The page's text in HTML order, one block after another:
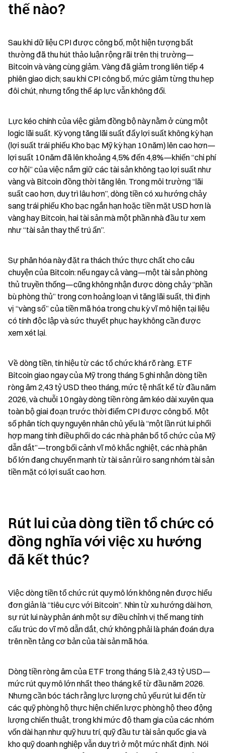
thế nào?
Sau khi dữ liệu CPI được công bố, một hiện tượng bất
thường đã thu hút thảo luận rộng rãi trên thị trường—
Bitcoin và vàng cùng giảm. Vàng đã giảm trong liên tiếp 4
phiên giao dịch; sau khi CPI công bố, mức giảm từng thu hẹp
đôi chút, nhưng tổng thể áp lực vẫn không đổi.
Lực kéo chính của việc giảm đồng bộ này nằm ở cùng một
logic lãi suất. Kỳ vọng tăng lãi suất đẩy lợi suất không kỳ hạn
(lợi suất trái phiếu Kho bạc Mỹ kỳ hạn 10 năm) lên cao hơn—
lợi suất 10 năm đã lên khoảng 4,5% đến 4,8%—khiến “chi phí
cơ hội” của việc nắm giữ các tài sản không tạo lợi suất như
vàng và Bitcoin đồng thời tăng lên. Trong môi trường “lãi
suất cao hơn, duy trì lâu hơn”, dòng tiền có xu hướng chảy
sang trái phiếu Kho bạc ngắn hạn hoặc tiền mặt USD hơn là
vàng hay Bitcoin, hai tài sản mà một phần nhà đầu tư xem
như “tài sản thay thế trú ẩn”.
Sự phân hóa này đặt ra thách thức thực chất cho câu
chuyện của Bitcoin: nếu ngay cả vàng—một tài sản phòng
thủ truyền thống—cũng không nhận được dòng chảy “phần
bù phòng thủ” trong cơn hoảng loạn vì tăng lãi suất, thì định
vị “vàng số” của tiền mã hóa trong chu kỳ vĩ mô hiện tại liệu
có tính độc lập và sức thuyết phục hay không cần được
xem xét lại.
Về dòng tiền, tín hiệu từ các tổ chức khá rõ ràng. ETF
Bitcoin giao ngay của Mỹ trong tháng 5 ghi nhận dòng tiền
ròng âm 2,43 tỷ USD theo tháng, mức tệ nhất kể từ đầu năm
2026, và chuỗi 10 ngày dòng tiền ròng âm kéo dài xuyên qua
toàn bộ giai đoạn trước thời điểm CPI được công bố. Một
số phân tích quy nguyên nhân chủ yếu là “một lần rút lui phối
hợp mang tính điều phối do các nhà phân bổ tổ chức của Mỹ
dẫn dắt”—trong bối cảnh vĩ mô khắc nghiệt, các nhà phân
bổ lớn đang chuyển mạnh từ tài sản rủi ro sang nhóm tài sản
tiền mặt có lợi suất cao hơn.
Rút lui của dòng tiền tổ chức có
đồng nghĩa với việc xu hướng
đã kết thúc?
Việc dòng tiền tổ chức rút quy mô lớn không nên được hiểu
đơn giản là “tiêu cực với Bitcoin”. Nhìn từ xu hướng dài hơn,
sự rút lui này phản ánh một sự điều chỉnh vị thế mang tính
cấu trúc do vĩ mô dẫn dắt, chứ không phải là phán đoán dựa
trên nền tảng cơ bản của tài sản mã hóa.
Dòng tiền ròng âm của ETF trong tháng 5 là 2,43 tỷ USD—
mức rút quy mô lớn nhất theo tháng kể từ đầu năm 2026.
Nhưng cần bóc tách rằng lực lượng chủ yếu rút lui đến từ
các quỹ phòng hộ thực hiện chiến lược phòng hộ theo động
lượng chiến thuật, trong khi mức độ tham gia của các nhóm
vốn dài hạn như quỹ hưu trí, quỹ đầu tư tài sản quốc gia và
kho quỹ doanh nghiệp vẫn duy trì ở một mức nhất định. Nói